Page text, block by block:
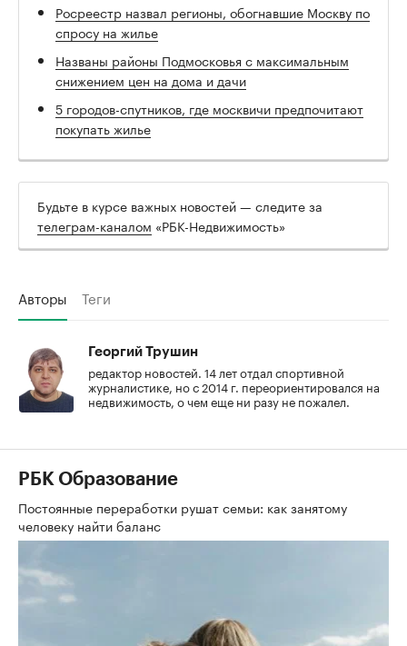
Росреестр назвал регионы, обогнавшие Москву по
спросу на жилье
Названы районы Подмосковья с максимальным
снижением цен на дома и дачи
5 городов-спутников, где москвичи предпочитают
покупать жилье
Будьте в курсе важных новостей — следите за
телеграм-каналом «РБК-Недвижимость»
Авторы Теги
Георгий Трушин
редактор новостей. 14 лет отдал спортивной
журналистике, но с 2014 г. переориентировался на
недвижимость, о чем еще ни разу не пожалел.
РБК Образование
Постоянные переработки рушат семьи: как занятому
человеку найти баланс